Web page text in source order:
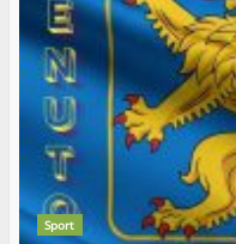
Sport